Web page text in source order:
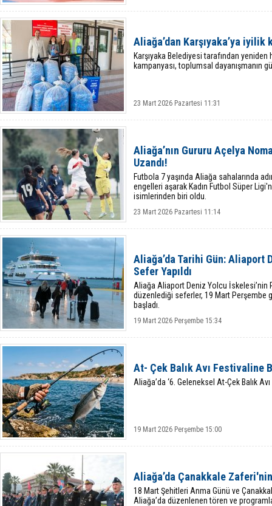
Aliağa’dan Karşıyaka’ya iyilik
Karşıyaka Belediyesi tarafından
kampanyası, toplumsal dayanışmanın
23 Mart 2026 Pazartesi 11:31
Aliağa’nın Gururu Açelya
Uzandı!
Futbola 7 yaşında Aliağa sahalarında
engelleri aşarak Kadın Futbol Süper
isimlerinden biri oldu.
23 Mart 2026 Pazartesi 11:14
Aliağa’da Tarihi Gün: Aliaport
Sefer Yapıldı
Aliağa Aliaport Deniz Yolcu İskelesi’nin
düzenlediği seferler, 19 Mart Perşembe
başladı.
19 Mart 2026 Perşembe 15:34
At- Çek Balık Avı Festivaline
Aliağa’da ‘6. Geleneksel At-Çek Balık
19 Mart 2026 Perşembe 15:00
Aliağa’da Çanakkale
18 Mart Şehitleri Anma Günü ve
Aliağa’da düzenlenen tören ve